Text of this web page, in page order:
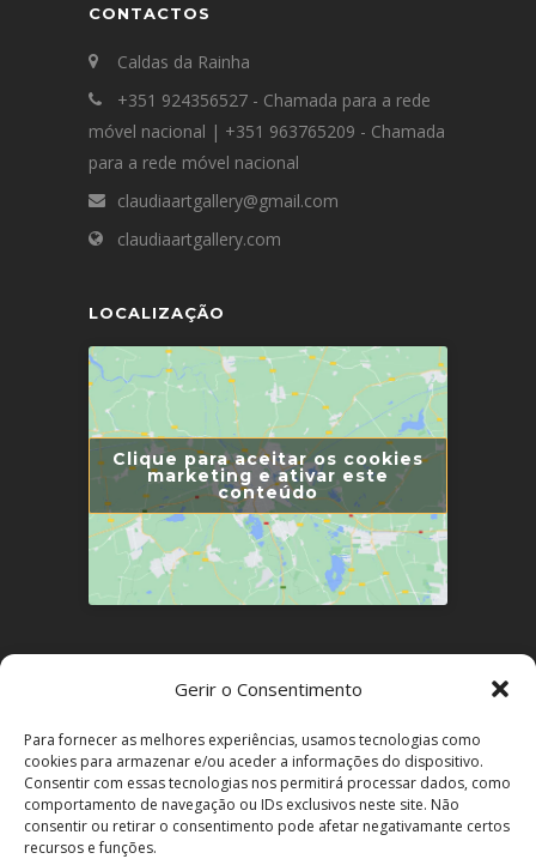
Gerir o Consentimento
Para fornecer as melhores experiências, usamos tecnologias como
cookies para armazenar e/ou aceder a informações do dispositivo.
Consentir com essas tecnologias nos permitirá processar dados, como
comportamento de navegação ou IDs exclusivos neste site. Não
consentir ou retirar o consentimento pode afetar negativamante certos
recursos e funções.
CONTACTOS
Caldas da Rainha
+351 924356527 - Chamada para a rede
móvel nacional | +351 963765209 - Chamada
para a rede móvel nacional
claudiaartgallery@gmail.com
claudiaartgallery.com
LOCALIZAÇÃO
Clique para aceitar os cookies
marketing e ativar este
conteúdo
Política de Cookies
Resolução de Conflitos